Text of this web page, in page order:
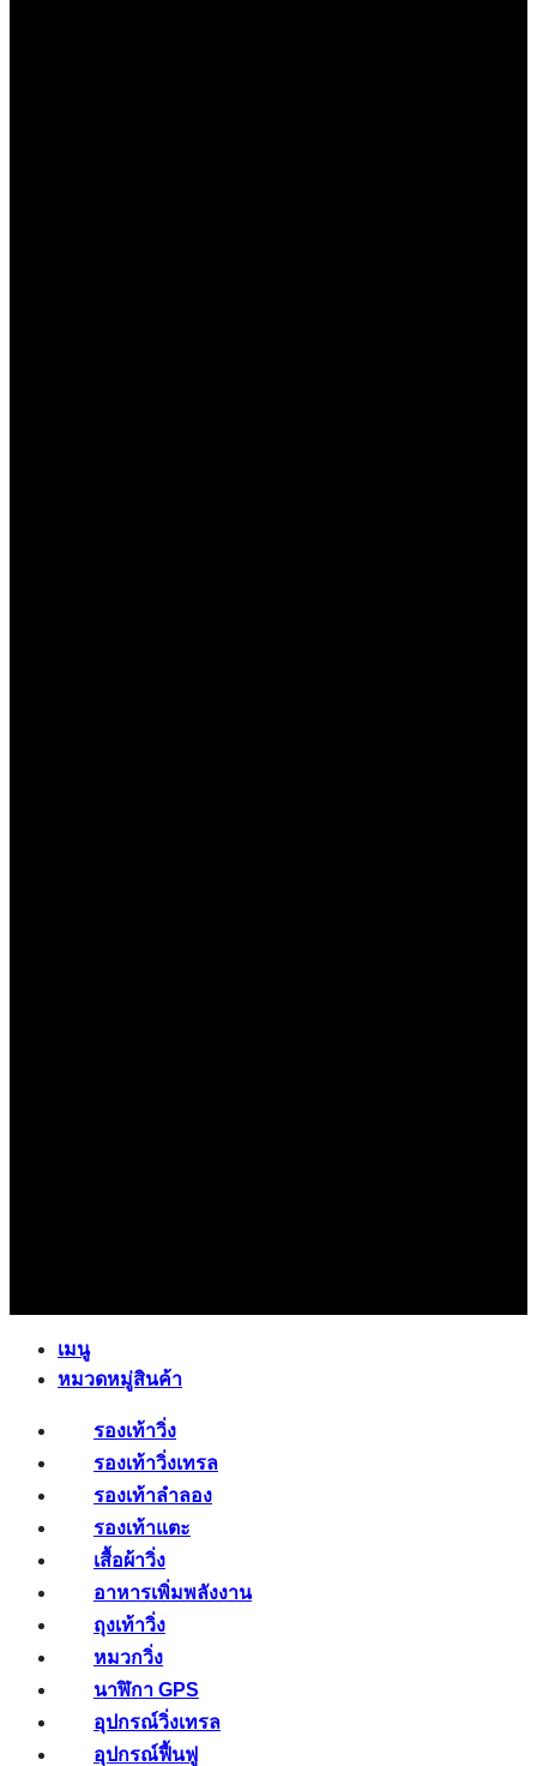
เมนู
หมวดหมู่สินค้า
รองเท้าวิ่ง
รองเท้าวิ่งเทรล
รองเท้าลำลอง
รองเท้าแตะ
เสื้อผ้าวิ่ง
อาหารเพิ่มพลังงาน
ถุงเท้าวิ่ง
หมวกวิ่ง
นาฬิกา GPS
อุปกรณ์วิ่งเทรล
อุปกรณ์ฟื้นฟู